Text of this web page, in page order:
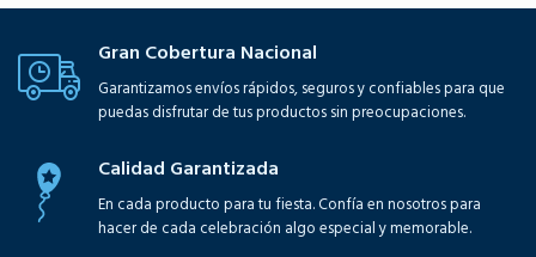
Gran Cobertura Nacional
Garantizamos envíos rápidos, seguros y confiables para que
puedas disfrutar de tus productos sin preocupaciones.
Calidad Garantizada
En cada producto para tu fiesta. Confía en nosotros para
hacer de cada celebración algo especial y memorable.